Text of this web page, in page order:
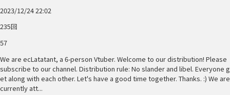
2023/12/24 22:02
235回
57
We are ecLatatant, a 6-person Vtuber. Welcome to our distribution! Please
subscribe to our channel. Distribution rule: No slander and libel. Everyone g
et along with each other. Let's have a good time together. Thanks. :) We are
currently att...